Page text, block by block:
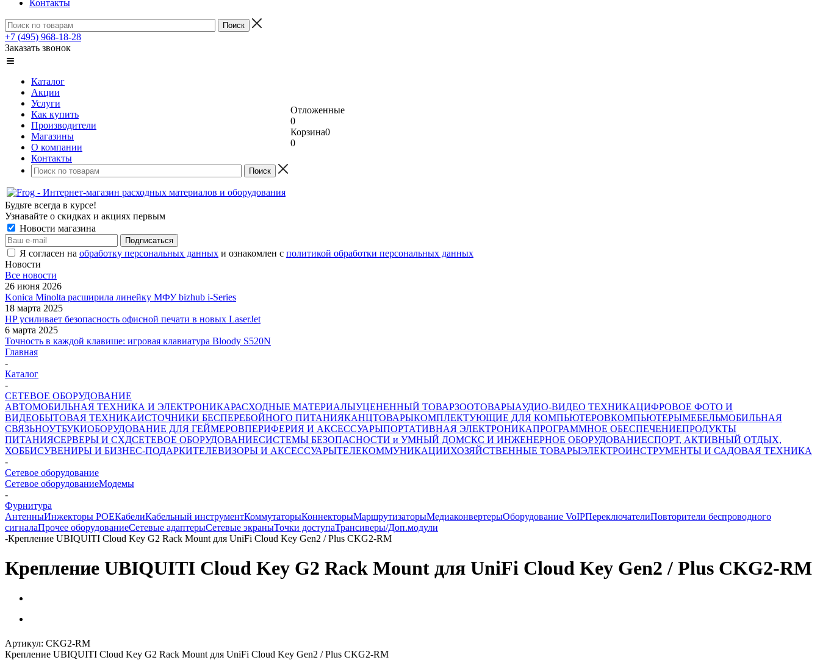
Контакты
+7 (495) 968-18-28
Заказать звонок
Каталог
Акции
Услуги
Как купить
Производители
Магазины
О компании
Контакты
Отложенные
0
Корзина0
0
Будьте всегда в курсе!
Узнавайте о скидках и акциях первым
Новости магазина
Я согласен на обработку персональных данных и ознакомлен с политикой обработки персональных данных
Новости
Все новости
26 июня 2026
Konica Minolta расширила линейку МФУ bizhub i-Series
18 марта 2025
HP усиливает безопасность офисной печати в новых LaserJet
6 марта 2025
Точность в каждой клавише: игровая клавиатура Bloody S520N
Главная
-
Каталог
-
СЕТЕВОЕ ОБОРУДОВАНИЕ
АВТОМОБИЛЬНАЯ ТЕХНИКА И ЭЛЕКТРОНИКАРАСХОДНЫЕ МАТЕРИАЛЫУЦЕНЕННЫЙ ТОВАРЗООТОВАРЫАУДИО-ВИДЕО ТЕХНИКАЦИФРОВОЕ ФОТО И
ВИДЕОБЫТОВАЯ ТЕХНИКАИСТОЧНИКИ БЕСПЕРЕБОЙНОГО ПИТАНИЯКАНЦТОВАРЫКОМПЛЕКТУЮЩИЕ ДЛЯ КОМПЬЮТЕРОВКОМПЬЮТЕРЫМЕБЕЛЬМОБИЛЬНАЯ
СВЯЗЬНОУТБУКИОБОРУДОВАНИЕ ДЛЯ ГЕЙМЕРОВПЕРИФЕРИЯ И АКСЕССУАРЫПОРТАТИВНАЯ ЭЛЕКТРОНИКАПРОГРАММНОЕ ОБЕСПЕЧЕНИЕПРОДУКТЫ
ПИТАНИЯСЕРВЕРЫ И СХДСЕТЕВОЕ ОБОРУДОВАНИЕСИСТЕМЫ БЕЗОПАСНОСТИ и УМНЫЙ ДОМСКС И ИНЖЕНЕРНОЕ ОБОРУДОВАНИЕСПОРТ, АКТИВНЫЙ ОТДЫХ,
ХОББИСУВЕНИРЫ И БИЗНЕС-ПОДАРКИТЕЛЕВИЗОРЫ И АКСЕССУАРЫТЕЛЕКОММУНИКАЦИИХОЗЯЙСТВЕННЫЕ ТОВАРЫЭЛЕКТРОИНСТРУМЕНТЫ И САДОВАЯ ТЕХНИКА
-
Cетевое оборудование
Cетевое оборудованиеМодемы
-
Фурнитура
АнтенныИнжекторы POEКабелиКабельный инструментКоммутаторыКоннекторыМаршрутизаторыМедиаконвертерыОборудование VoIPПереключателиПовторители беспроводного
сигналаПрочее оборудованиеСетевые адаптерыСетевые экраныТочки доступаТрансиверы/Доп.модули
-Крепление UBIQUITI Cloud Key G2 Rack Mount для UniFi Cloud Key Gen2 / Plus CKG2-RM
Крепление UBIQUITI Cloud Key G2 Rack Mount для UniFi Cloud Key Gen2 / Plus CKG2-RM
Артикул: CKG2-RM
Крепление UBIQUITI Cloud Key G2 Rack Mount для UniFi Cloud Key Gen2 / Plus CKG2-RM